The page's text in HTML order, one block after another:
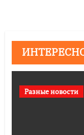
Разные новости